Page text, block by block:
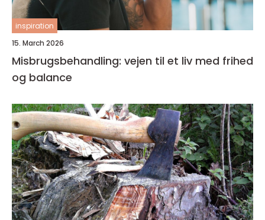
inspiration
15. March 2026
Misbrugsbehandling: vejen til et liv med frihed
og balance